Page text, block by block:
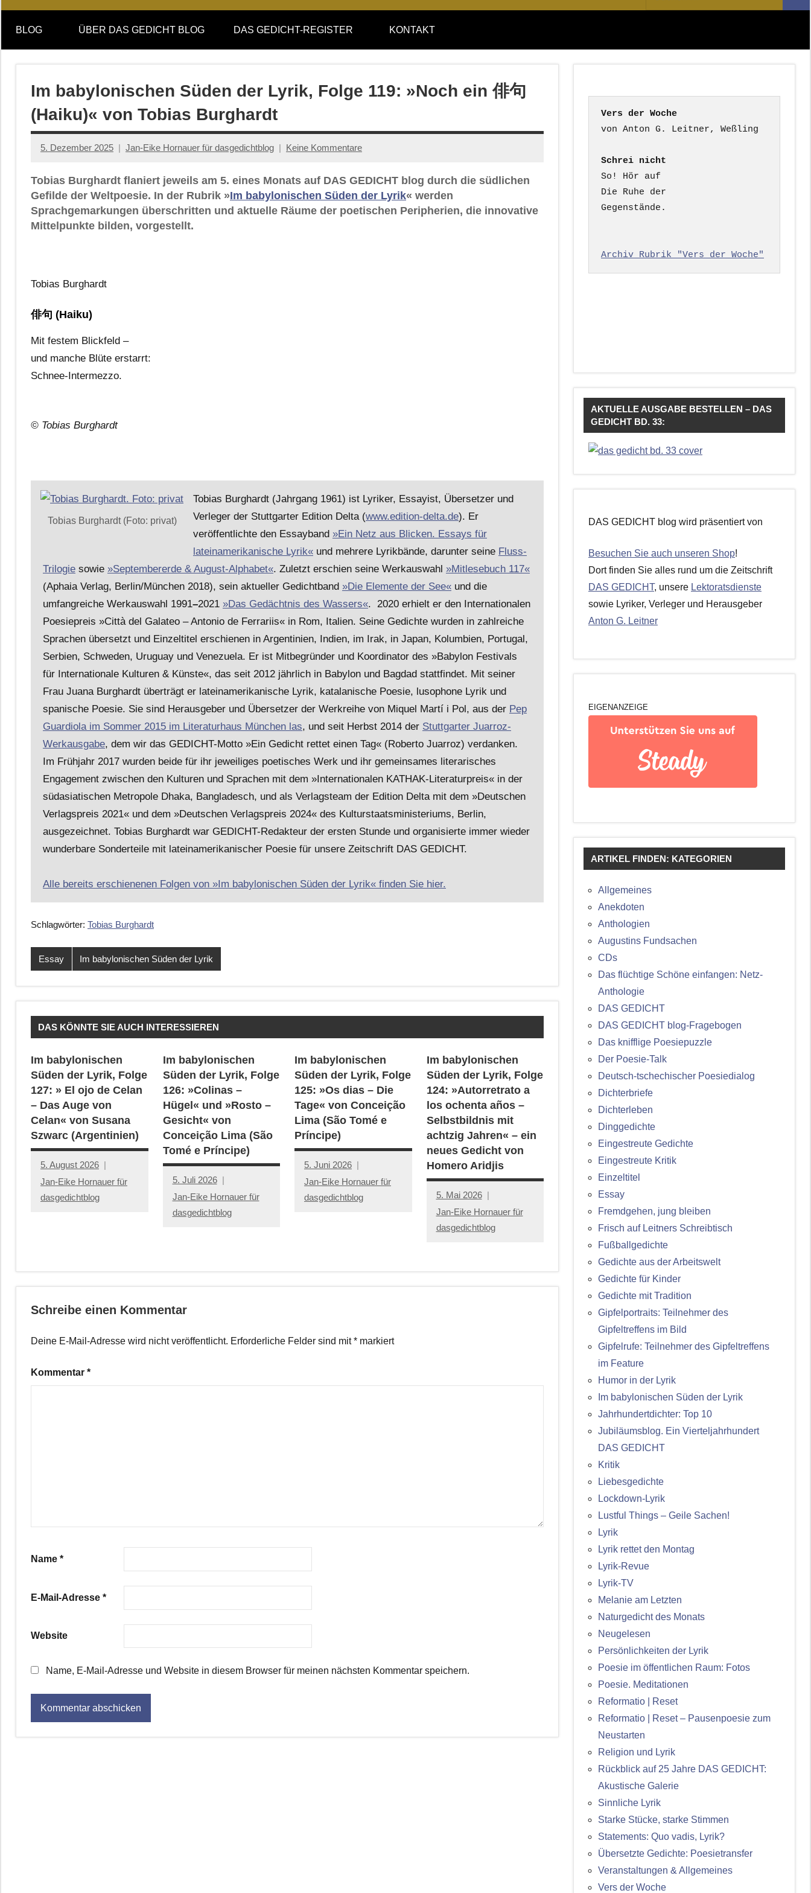
DAS
GEDICHT
blog
DAS
GEDICHT.
Zeitschrift
nach:
BLOG ÜBER DAS GEDICHT BLOG DAS GEDICHT-REGISTER KONTAKT
Im babylonischen Süden der Lyrik, Folge 119: »Noch ein 俳句
(Haiku)« von Tobias Burghardt
5. Dezember 2025 Jan-Eike Hornauer für dasgedichtblog Keine Kommentare
Tobias Burghardt flaniert jeweils am 5. eines Monats auf DAS GEDICHT blog durch die südlichen
Gefilde der Weltpoesie. In der Rubrik »Im babylonischen Süden der Lyrik« werden
Sprachgemarkungen überschritten und aktuelle Räume der poetischen Peripherien, die innovative
Mittelpunkte bilden, vorgestellt.
Tobias Burghardt
俳句 (Haiku)
Mit festem Blickfeld –
und manche Blüte erstarrt:
Schnee-Intermezzo.
© Tobias Burghardt
Tobias Burghardt (Foto: privat)
Tobias Burghardt (Jahrgang 1961) ist Lyriker, Essayist, Übersetzer und
Verleger der Stuttgarter Edition Delta (www.edition-delta.de). Er
veröffentlichte den Essayband »Ein Netz aus Blicken. Essays für
lateinamerikanische Lyrik« und mehrere Lyrikbände, darunter seine Fluss-
Trilogie sowie »Septembererde & August-Alphabet«. Zuletzt erschien seine Werkauswahl »Mitlesebuch 117«
(Aphaia Verlag, Berlin/München 2018), sein aktueller Gedichtband »Die Elemente der See« und die
umfangreiche Werkauswahl 1991–2021 »Das Gedächtnis des Wassers«. 2020 erhielt er den Internationalen
Poesiepreis »Città del Galateo – Antonio de Ferrariis« in Rom, Italien. Seine Gedichte wurden in zahlreiche
Sprachen übersetzt und Einzeltitel erschienen in Argentinien, Indien, im Irak, in Japan, Kolumbien, Portugal,
Serbien, Schweden, Uruguay und Venezuela. Er ist Mitbegründer und Koordinator des »Babylon Festivals
für Internationale Kulturen & Künste«, das seit 2012 jährlich in Babylon und Bagdad stattfindet. Mit seiner
Frau Juana Burghardt überträgt er lateinamerikanische Lyrik, katalanische Poesie, lusophone Lyrik und
spanische Poesie. Sie sind Herausgeber und Übersetzer der Werkreihe von Miquel Martí i Pol, aus der Pep
Guardiola im Sommer 2015 im Literaturhaus München las, und seit Herbst 2014 der Stuttgarter Juarroz-
Werkausgabe, dem wir das GEDICHT-Motto »Ein Gedicht rettet einen Tag« (Roberto Juarroz) verdanken.
Im Frühjahr 2017 wurden beide für ihr jeweiliges poetisches Werk und ihr gemeinsames literarisches
Engagement zwischen den Kulturen und Sprachen mit dem »Internationalen KATHAK-Literaturpreis« in der
südasiatischen Metropole Dhaka, Bangladesch, und als Verlagsteam der Edition Delta mit dem »Deutschen
Verlagspreis 2021« und dem »Deutschen Verlagspreis 2024« des Kulturstaatsministeriums, Berlin,
ausgezeichnet. Tobias Burghardt war GEDICHT-Redakteur der ersten Stunde und organisierte immer wieder
wunderbare Sonderteile mit lateinamerikanischer Poesie für unsere Zeitschrift DAS GEDICHT.
Alle bereits erschienenen Folgen von »Im babylonischen Süden der Lyrik« finden Sie hier.
Schlagwörter: Tobias Burghardt
Essay Im babylonischen Süden der Lyrik
DAS KÖNNTE SIE AUCH INTERESSIEREN
Im babylonischen
Süden der Lyrik, Folge
127: » El ojo de Celan
– Das Auge von
Celan« von Susana
Szwarc (Argentinien)
5. August 2026
Jan-Eike Hornauer für
dasgedichtblog
Im babylonischen
Süden der Lyrik, Folge
126: »Colinas –
Hügel« und »Rosto –
Gesicht« von
Conceição Lima (São
Tomé e Príncipe)
5. Juli 2026
Jan-Eike Hornauer für
dasgedichtblog
Im babylonischen
Süden der Lyrik, Folge
125: »Os dias – Die
Tage« von Conceição
Lima (São Tomé e
Príncipe)
5. Juni 2026
Jan-Eike Hornauer für
dasgedichtblog
Im babylonischen
Süden der Lyrik, Folge
124: »Autorretrato a
los ochenta años –
Selbstbildnis mit
achtzig Jahren« – ein
neues Gedicht von
Homero Aridjis
5. Mai 2026
Jan-Eike Hornauer für
dasgedichtblog
Schreibe einen Kommentar
Deine E-Mail-Adresse wird nicht veröffentlicht. Erforderliche Felder sind mit* markiert
Kommentar *
Name *
E-Mail-Adresse *
Website
Name, E-Mail-Adresse und Website in diesem Browser für meinen nächsten Kommentar speichern.
Vers der Woche
Schrei nicht
So! Hör auf
Die Ruhe der
Gegenstände.
Archiv Rubrik "Vers der Woche"
AKTUELLE AUSGABE BESTELLEN – DAS
GEDICHT BD. 33:
DAS GEDICHT blog wird präsentiert von
Besuchen Sie auch unseren Shop!
Dort finden Sie alles rund um die Zeitschrift
DAS GEDICHT, unsere Lektoratsdienste
sowie Lyriker, Verleger und Herausgeber
Anton G. Leitner
EIGENANZEIGE
ARTIKEL FINDEN: KATEGORIEN
Allgemeines
Anekdoten
Anthologien
Augustins Fundsachen
CDs
Das flüchtige Schöne einfangen: Netz-
Anthologie
DAS GEDICHT
DAS GEDICHT blog-Fragebogen
Das knifflige Poesiepuzzle
Der Poesie-Talk
Deutsch-tschechischer Poesiedialog
Dichterbriefe
Dichterleben
Dinggedichte
Eingestreute Gedichte
Eingestreute Kritik
Einzeltitel
Essay
Fremdgehen, jung bleiben
Frisch auf Leitners Schreibtisch
Fußballgedichte
Gedichte aus der Arbeitswelt
Gedichte für Kinder
Gedichte mit Tradition
Gipfelportraits: Teilnehmer des
Gipfeltreffens im Bild
Gipfelrufe: Teilnehmer des Gipfeltreffens
im Feature
Humor in der Lyrik
Im babylonischen Süden der Lyrik
Jahrhundertdichter: Top 10
Jubiläumsblog. Ein Vierteljahrhundert
DAS GEDICHT
Kritik
Liebesgedichte
Lockdown-Lyrik
Lustful Things – Geile Sachen!
Lyrik
Lyrik rettet den Montag
Lyrik-Revue
Lyrik-TV
Melanie am Letzten
Naturgedicht des Monats
Neugelesen
Persönlichkeiten der Lyrik
Poesie im öffentlichen Raum: Fotos
Poesie. Meditationen
Reformatio | Reset
Reformatio | Reset – Pausenpoesie zum
Neustarten
Religion und Lyrik
Rückblick auf 25 Jahre DAS GEDICHT:
Akustische Galerie
Sinnliche Lyrik
Starke Stücke, starke Stimmen
Statements: Quo vadis, Lyrik?
Übersetzte Gedichte: Poesietransfer
Veranstaltungen & Allgemeines
Vers der Woche